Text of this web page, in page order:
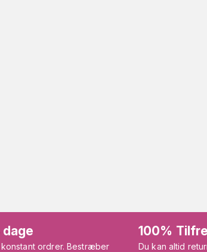
ordrer. Bestræber
100%
Du kan altid